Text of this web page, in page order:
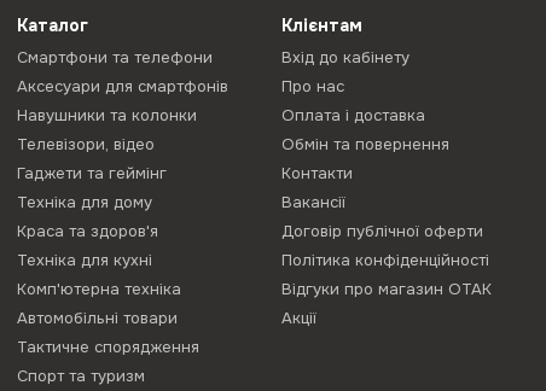
Каталог
Смартфони та телефони
Аксесуари для смартфонів
Навушники та колонки
Телевізори, відео
Гаджети та геймінг
Техніка для дому
Краса та здоров'я
Техніка для кухні
Комп'ютерна техніка
Автомобільні товари
Тактичне спорядження
Спорт та туризм
Клієнтам
Вхід до кабінету
Про нас
Оплата і доставка
Обмін та повернення
Контакти
Вакансії
Договір публічної оферти
Політика конфіденційності
Відгуки про магазин ОТАК
Акції